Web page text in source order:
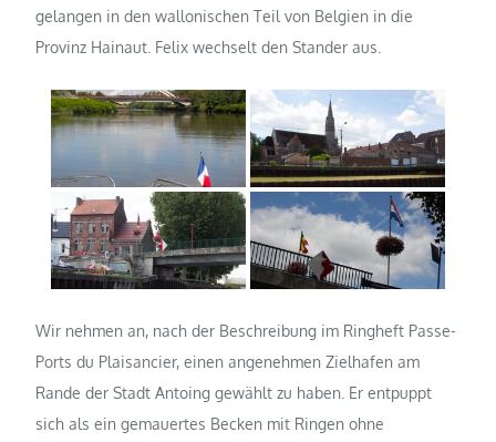
gelangen in den wallonischen Teil von Belgien in die
Provinz Hainaut. Felix wechselt den Stander aus.
Wir nehmen an, nach der Beschreibung im Ringheft Passe-
Ports du Plaisancier, einen angenehmen Zielhafen am
Rande der Stadt Antoing gewählt zu haben. Er entpuppt
sich als ein gemauertes Becken mit Ringen ohne